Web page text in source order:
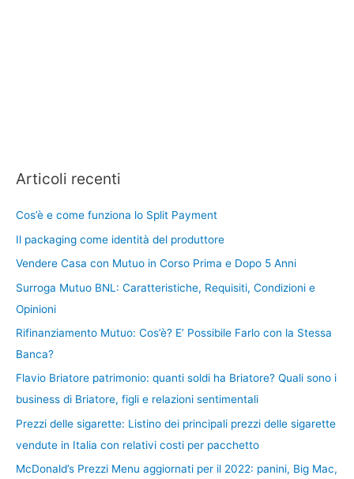
Articoli recenti
Cos’è e come funziona lo Split Payment
Il packaging come identità del produttore
Vendere Casa con Mutuo in Corso Prima e Dopo 5 Anni
Surroga Mutuo BNL: Caratteristiche, Requisiti, Condizioni e
Opinioni
Rifinanziamento Mutuo: Cos’è? E’ Possibile Farlo con la Stessa
Banca?
Flavio Briatore patrimonio: quanti soldi ha Briatore? Quali sono i
business di Briatore, figli e relazioni sentimentali
Prezzi delle sigarette: Listino dei principali prezzi delle sigarette
vendute in Italia con relativi costi per pacchetto
McDonald’s Prezzi Menu aggiornati per il 2022: panini, Big Mac,